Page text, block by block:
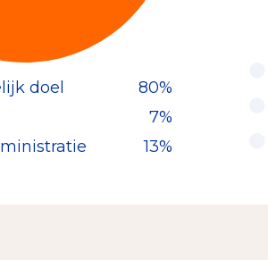
doel
80%
7%
13%